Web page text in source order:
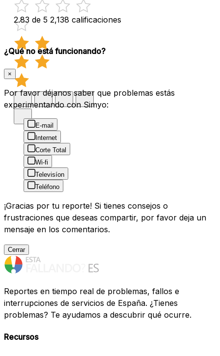
2.83 de 5 2,138 calificaciones
¿Qué no está funcionando?
×
Por favor déjanos saber que problemas estás
experimentando con Simyo:
E-mail
Internet
Corte Total
Wi-fi
Televisíon
Teléfono
¡Gracias por tu reporte! Si tienes consejos o
frustraciones que deseas compartir, por favor deja un
mensaje en los comentarios.
Cerrar
Reportes en tiempo real de problemas, fallos e
interrupciones de servicios de España. ¿Tienes
problemas? Te ayudamos a descubrir qué ocurre.
Recursos